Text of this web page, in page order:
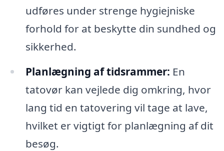
udføres under strenge hygiejniske
forhold for at beskytte din sundhed og
sikkerhed.
Planlægning af tidsrammer: En
tatovør kan vejlede dig omkring, hvor
lang tid en tatovering vil tage at lave,
hvilket er vigtigt for planlægning af dit
besøg.